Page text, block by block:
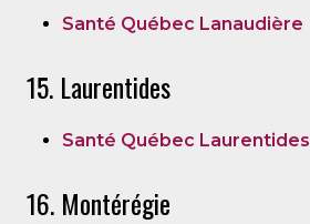
Santé Québec Lanaudière
15. Laurentides
Santé Québec Laurentides
16. Montérégie